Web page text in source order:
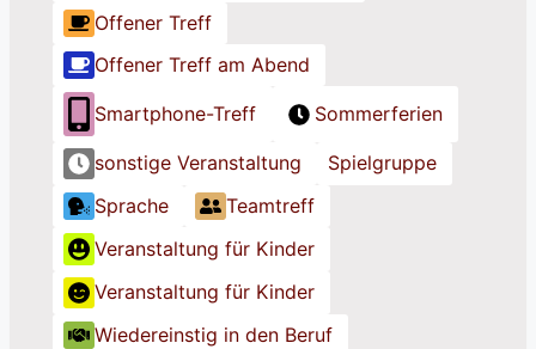
l
l
l
Offener Treff
Offener Treff am Abend
Smartphone-Treff Sommerferien
sonstige Veranstaltung
Spielgruppe
Sprache
Teamtreff
Veranstaltung für Kinder
Veranstaltung für Kinder
Wiedereinstig in den Beruf